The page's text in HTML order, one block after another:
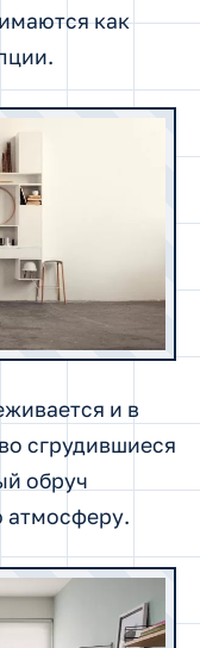
как
и в
сгрудившиеся
обруч
атмосферу.